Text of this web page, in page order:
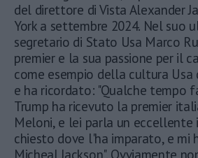
del direttore di Vista Alexander
York a settembre 2024. Nel suo
segretario di Stato Usa Marco
premier e la sua passione per il
come esempio della cultura
e ha ricordato: "Qualche tempo
Trump ha ricevuto la premier
Meloni, e lei parla un eccellente
chiesto dove l'ha imparato, e mi